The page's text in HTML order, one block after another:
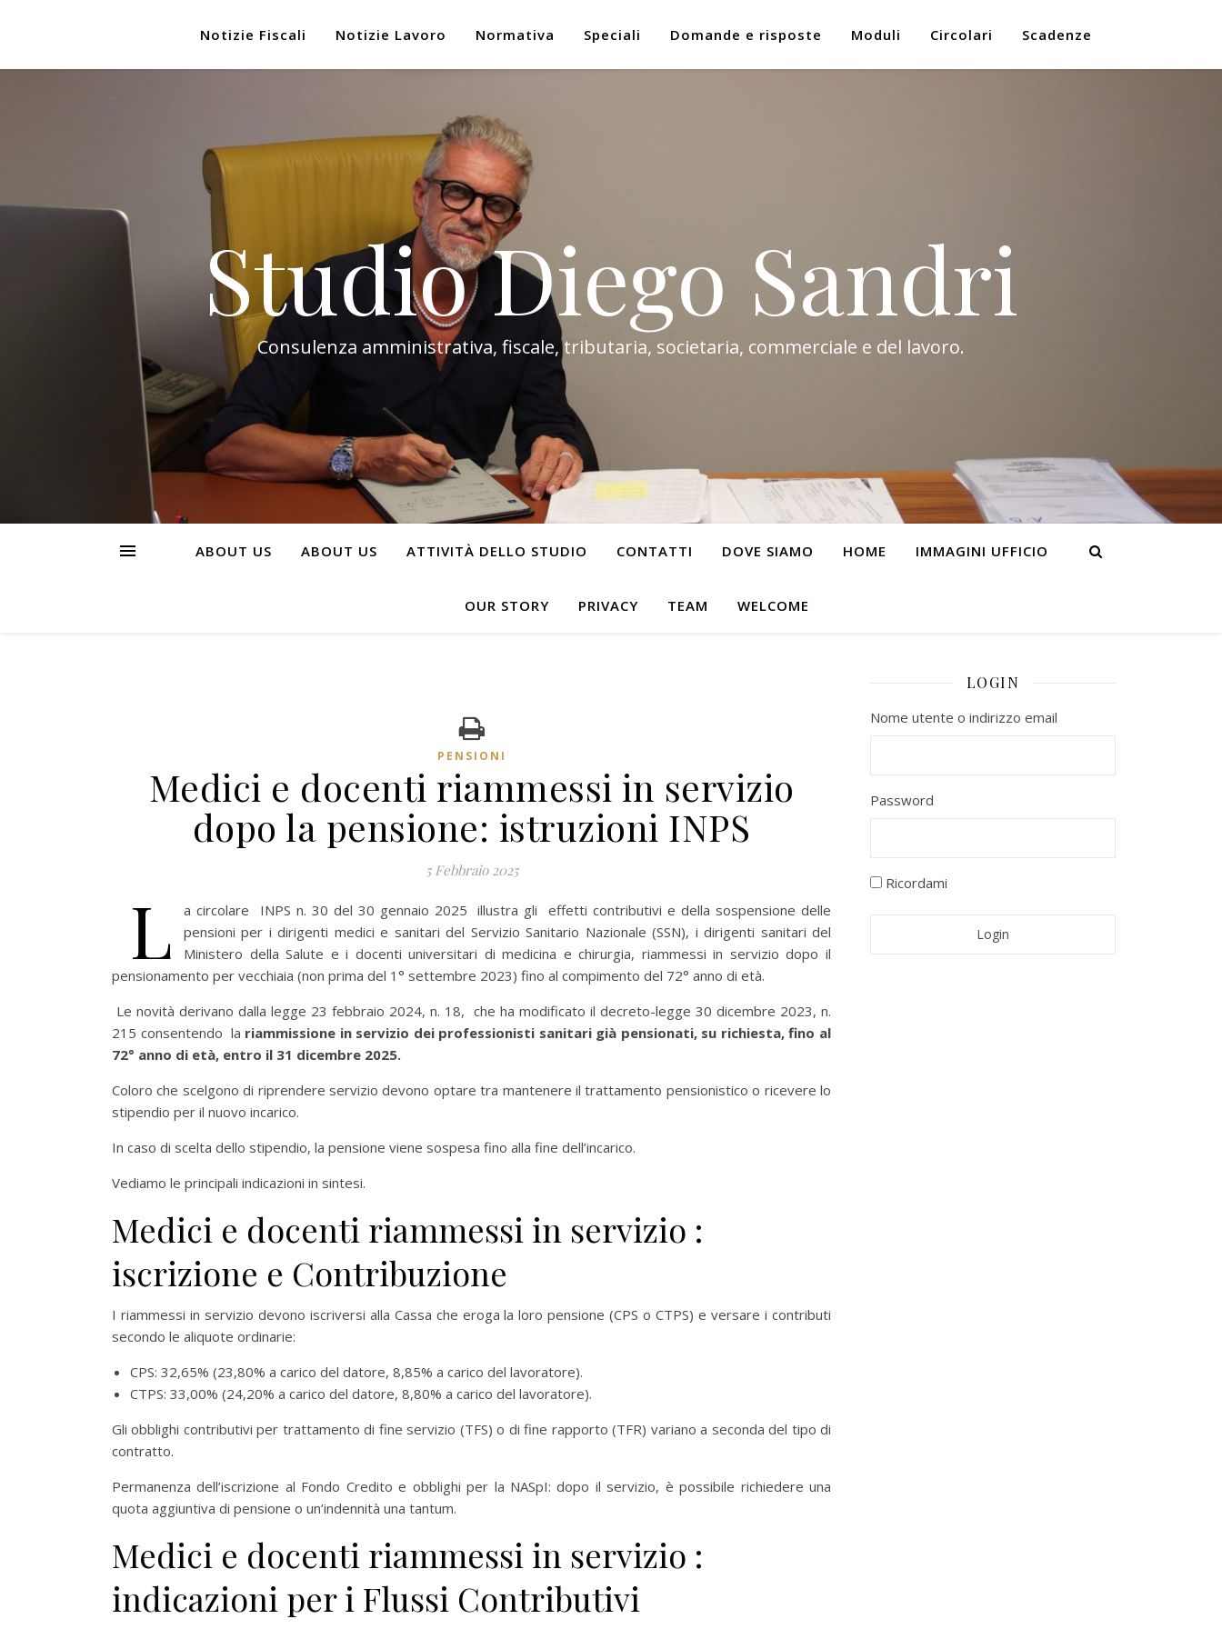
Notizie Fiscali Notizie Lavoro Normativa Speciali Domande e risposte Moduli Circolari Scadenze
Studio Diego Sandri
Consulenza amministrativa, fiscale, tributaria, societaria, commerciale e del lavoro.
ABOUT US ABOUT US ATTIVITÀ DELLO STUDIO CONTATTI DOVE SIAMO HOME IMMAGINI UFFICIO
OUR STORY PRIVACY TEAM WELCOME
PENSIONI
Medici e docenti riammessi in servizio
dopo la pensione: istruzioni INPS
5 Febbraio 2025
L
a circolare INPS n. 30 del 30 gennaio 2025 illustra gli effetti contributivi e della sospensione delle
pensioni per i dirigenti medici e sanitari del Servizio Sanitario Nazionale (SSN), i dirigenti sanitari del
Ministero della Salute e i docenti universitari di medicina e chirurgia, riammessi in servizio dopo il
pensionamento per vecchiaia (non prima del 1° settembre 2023) fino al compimento del 72° anno di età.
Le novità derivano dalla legge 23 febbraio 2024, n. 18, che ha modificato il decreto-legge 30 dicembre 2023, n.
215 consentendo la riammissione in servizio dei professionisti sanitari già pensionati, su richiesta, fino al
72° anno di età, entro il 31 dicembre 2025.
Coloro che scelgono di riprendere servizio devono optare tra mantenere il trattamento pensionistico o ricevere lo
stipendio per il nuovo incarico.
In caso di scelta dello stipendio, la pensione viene sospesa fino alla fine dell’incarico.
Vediamo le principali indicazioni in sintesi.
Medici e docenti riammessi in servizio :
iscrizione e Contribuzione
I riammessi in servizio devono iscriversi alla Cassa che eroga la loro pensione (CPS o CTPS) e versare i contributi
secondo le aliquote ordinarie:
CPS: 32,65% (23,80% a carico del datore, 8,85% a carico del lavoratore).
CTPS: 33,00% (24,20% a carico del datore, 8,80% a carico del lavoratore).
Gli obblighi contributivi per trattamento di fine servizio (TFS) o di fine rapporto (TFR) variano a seconda del tipo di
contratto.
Permanenza dell’iscrizione al Fondo Credito e obblighi per la NASpI: dopo il servizio, è possibile richiedere una
quota aggiuntiva di pensione o un’indennità una tantum.
Medici e docenti riammessi in servizio :
indicazioni per i Flussi Contributivi
LOGIN
Nome utente o indirizzo email
Password
Ricordami